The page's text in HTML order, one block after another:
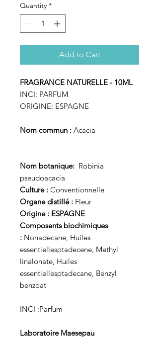
Quantity *
Add to Cart
FRAGRANCE NATURELLE - 10ML
INCI: PARFUM
ORIGINE: ESPAGNE
Nom commun : Acacia
Nom botanique: Robinia
pseudoacacia
Culture : Conventionnelle
Organe distillé : Fleur
Origine : ESPAGNE
Composants biochimiques
: Nonadecane, Huiles
essentiellesptadecene, Methyl
linalonate, Huiles
essentiellesptadecane, Benzyl
benzoat
INCI :Parfum
Laboratoire Maesepau